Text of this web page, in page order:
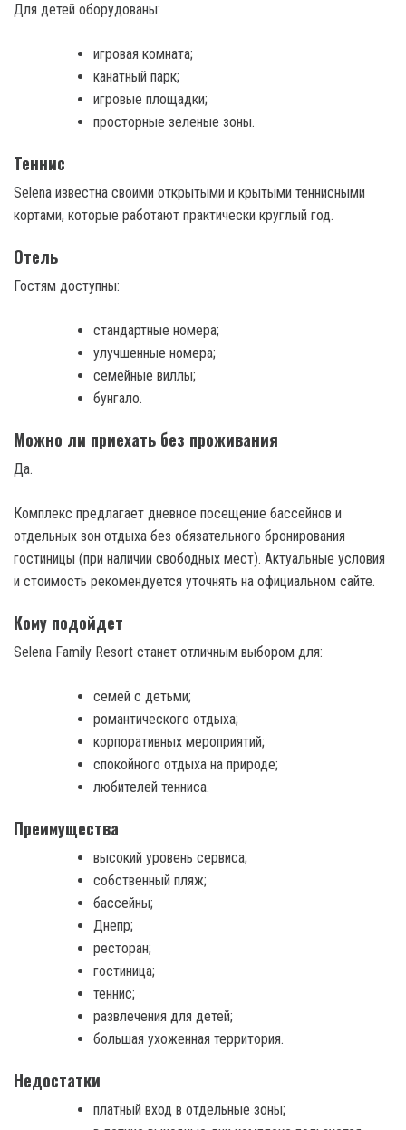
Для детей оборудованы:
игровая комната;
канатный парк;
игровые площадки;
просторные зеленые зоны.
Теннис
Selena известна своими открытыми и крытыми теннисными
кортами, которые работают практически круглый год.
Отель
Гостям доступны:
стандартные номера;
улучшенные номера;
семейные виллы;
бунгало.
Можно ли приехать без проживания
Да.
Комплекс предлагает дневное посещение бассейнов и
отдельных зон отдыха без обязательного бронирования
гостиницы (при наличии свободных мест). Актуальные условия
и стоимость рекомендуется уточнять на официальном сайте.
Кому подойдет
Selena Family Resort станет отличным выбором для:
семей с детьми;
романтического отдыха;
корпоративных мероприятий;
спокойного отдыха на природе;
любителей тенниса.
Преимущества
высокий уровень сервиса;
собственный пляж;
бассейны;
Днепр;
ресторан;
гостиница;
теннис;
развлечения для детей;
большая ухоженная территория.
Недостатки
платный вход в отдельные зоны;